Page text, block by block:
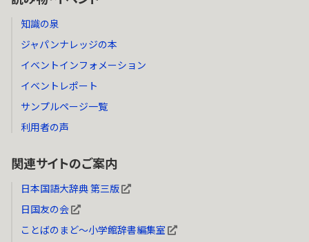
知識の泉
ジャパンナレッジの本
イベントインフォメーション
イベントレポート
サンプルページ一覧
利用者の声
関連サイトのご案内
日本国語大辞典 第三版
日国友の会
ことばのまど～小学館辞書編集室